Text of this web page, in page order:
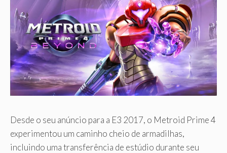
Desde o seu anúncio para a E3 2017, o Metroid Prime 4
experimentou um caminho cheio de armadilhas,
incluindo uma transferência de estúdio durante seu